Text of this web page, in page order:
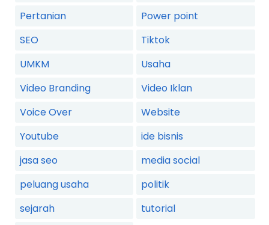
Pertanian
Power point
SEO
Tiktok
UMKM
Usaha
Video Branding
Video Iklan
Voice Over
Website
Youtube
ide bisnis
jasa seo
media social
peluang usaha
politik
sejarah
tutorial